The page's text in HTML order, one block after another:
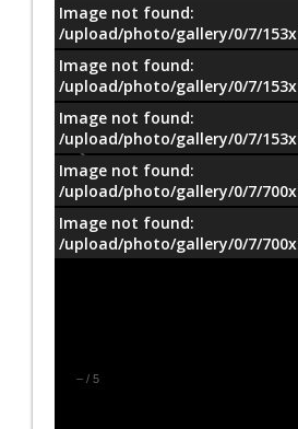
– / 5
Image not found:
/upload/photo/gallery/0/7/
Image not found:
/upload/photo/gallery/0/7/
Image not found:
/upload/photo/gallery/0/7/
Image not found:
/upload/photo/gallery/0/7/
Image not found:
/upload/photo/gallery/0/7/